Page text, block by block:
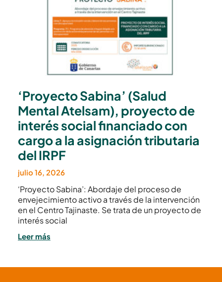
‘Proyecto Sabina’ (Salud
Mental Atelsam), proyecto de
interés social financiado con
cargo a la asignación tributaria
del IRPF
julio 16, 2026
‘Proyecto Sabina’: Abordaje del proceso de
envejecimiento activo a través de la intervención
en el Centro Tajinaste. Se trata de un proyecto de
interés social
Leer más